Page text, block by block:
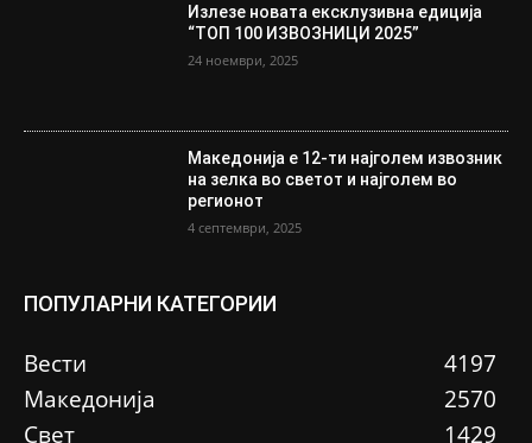
Излезе новата ексклузивна едиција
“ТОП 100 ИЗВОЗНИЦИ 2025”
24 ноември, 2025
Македонија е 12-ти најголем извозник
на зелка во светот и најголем во
регионот
4 септември, 2025
ПОПУЛАРНИ КАТЕГОРИИ
Вести
4197
Македонија
2570
Свет
1429